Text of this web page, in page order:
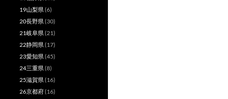
19山梨県(6)
20長野県(30)
21岐阜県(21)
22静岡県(17)
23愛知県(45)
24三重県(8)
25滋賀県(16)
26京都府(16)